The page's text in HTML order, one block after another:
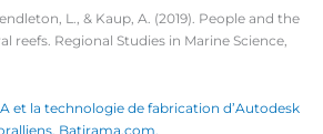
L., & Kaup, A. (2019). People and the
reefs. Regional Studies in Marine Science,
et la technologie de fabrication d’Autodesk
Batirama.com.